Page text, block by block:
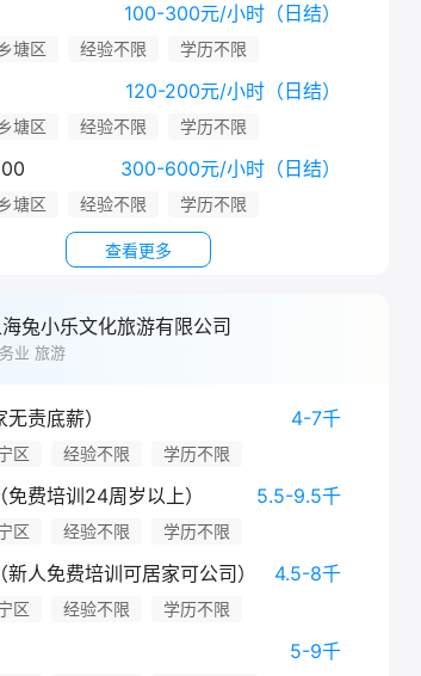
100-300元/小时（日结）
塘区 经验不限 学历不限
120-200元/小时（日结）
塘区 经验不限 学历不限
300-600元/小时（日结）
塘区 经验不限 学历不限
查看更多
兔小乐文化旅游有限公司
业 旅游
责底薪） 4-7千
区 经验不限 学历不限
费培训24周岁以上） 5.5-9.5千
区 经验不限 学历不限
人免费培训可居家可公司） 4.5-8千
区 经验不限 学历不限
5-9千